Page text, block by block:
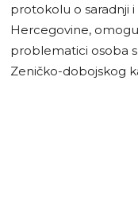
protokolu o saradnji
Hercegovine,
problematici osoba
Zeničko-dobojskog